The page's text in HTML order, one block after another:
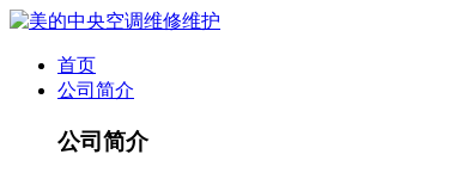
首页
公司简介
公司简介